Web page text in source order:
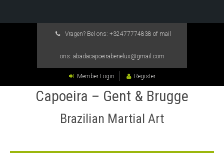
Vragen? Bel ons: +32477774838 of mail
ons: abadacapoeirabenelux@gmail.com
Member Login Register
Capoeira – Gent & Brugge
Brazilian Martial Art